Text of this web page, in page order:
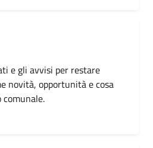
e gli avvisi per restare
novità, opportunità e cosa